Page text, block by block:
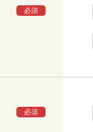
必須
必須